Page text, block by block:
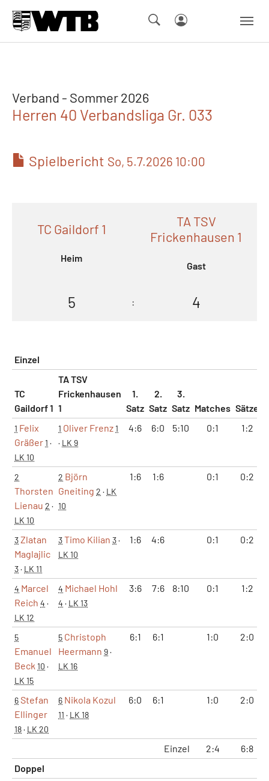
Verband - Sommer 2026
Herren 40 Verbandsliga Gr. 033
Spielbericht So, 5.7.2026 10:00
TC Gaildorf 1
Heim
TA TSV
Frickenhausen 1
Gast
5 : 4
Einzel
TC
Gaildorf 1
TA TSV
Frickenhausen
1
1.
Satz
2.
Satz
3.
Satz Matches Sätze
1 Felix
Gräßer1 ·
LK 10
1 Oliver Frenz1
· LK 9
4:6 6:0 5:10 0:1 1:2
2
Thorsten
Lienau 2 ·
LK 10
2 Björn
Gneiting 2 · LK
10
1:6 1:6 0:1 0:2
3Zlatan
Maglajlic
3· LK 11
3Timo Kilian 3·
LK 10
1:6 4:6 0:1 0:2
4 Marcel
Reich 4 ·
LK 12
4 Michael Hohl
4 · LK 13
3:6 7:6 8:10 0:1 1:2
5
Emanuel
Beck 10 ·
LK 15
5 Christoph
Heermann 9·
LK 16
6:1 6:1 1:0 2:0
6Stefan
Ellinger
18· LK 20
6 Nikola Kozul
11 · LK 18
6:0 6:1 1:0 2:0
Einzel 2:4 6:8
Doppel